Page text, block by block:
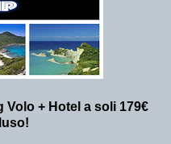
Volo + Hotel a soli 179€